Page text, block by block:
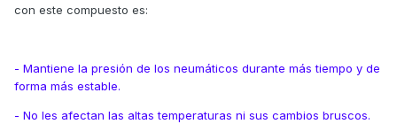
con este compuesto es:
- Mantiene la presión de los neumáticos durante más tiempo y de
forma más estable.
- No les afectan las altas temperaturas ni sus cambios bruscos.